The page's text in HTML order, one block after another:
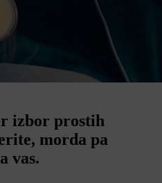
izbor prostih
morda pa
vas.